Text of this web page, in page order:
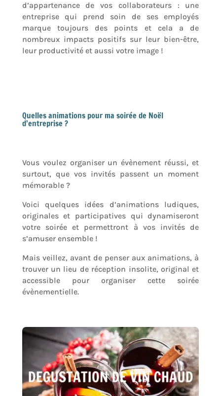
d’appartenance de vos collaborateurs : une
entreprise qui prend soin de ses employés
marque toujours des points et cela a de
nombreux impacts positifs sur leur bien-être,
leur productivité et aussi votre image !
Quelles animations pour ma soirée de Noël
d’entreprise ?
Vous voulez organiser un évènement réussi, et
surtout, que vos invités passent un moment
mémorable ?
Voici quelques idées d’animations ludiques,
originales et participatives qui dynamiseront
votre soirée et permettront à vos invités de
s’amuser ensemble !
Mais veillez, avant de penser aux animations, à
trouver un lieu de réception insolite, original et
accessible pour organiser cette soirée
évènementielle.